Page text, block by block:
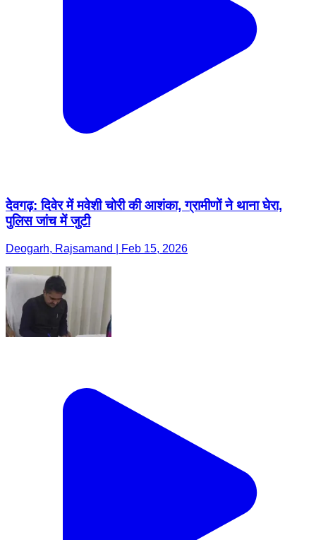
देेवगढ़: दिवेर में मवेशी चोरी की आशंका, ग्रामीणों ने थाना घेरा,
पुलिस जांच में जुटी
Deogarh, Rajsamand | Feb 15, 2026